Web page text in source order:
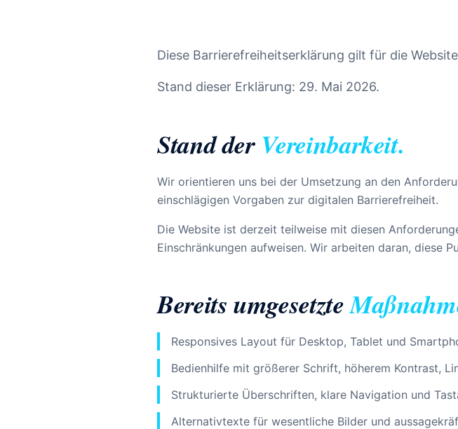
Diese Barrierefreiheitserklärung gilt für die Website
Stand dieser Erklärung: 29. Mai 2026.
Stand derVereinbarkeit.
Wir orientieren uns bei der Umsetzung an den
einschlägigen Vorgaben zur digitalen Barrierefreiheit.
Die Website ist derzeit teilweise mit diesen
Einschränkungen aufweisen. Wir arbeiten daran, diese
Bereits umgesetzte
Responsives Layout für Desktop, Tablet und
Bedienhilfe mit größerer Schrift, höherem Kontrast,
Strukturierte Überschriften, klare Navigation und
Alternativtexte für wesentliche Bilder und